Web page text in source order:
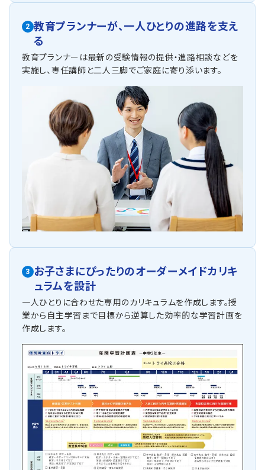
2 教育プランナーが、一人ひとりの進路を支え
る
教育プランナーは最新の受験情報の提供・進路相談などを
実施し、専任講師と二人三脚でご家庭に寄り添います。
3 お子さまにぴったりのオーダーメイドカリキ
ュラムを設計
一人ひとりに合わせた専用のカリキュラムを作成します。授
業から自主学習まで目標から逆算した効率的な学習計画を
作成します。